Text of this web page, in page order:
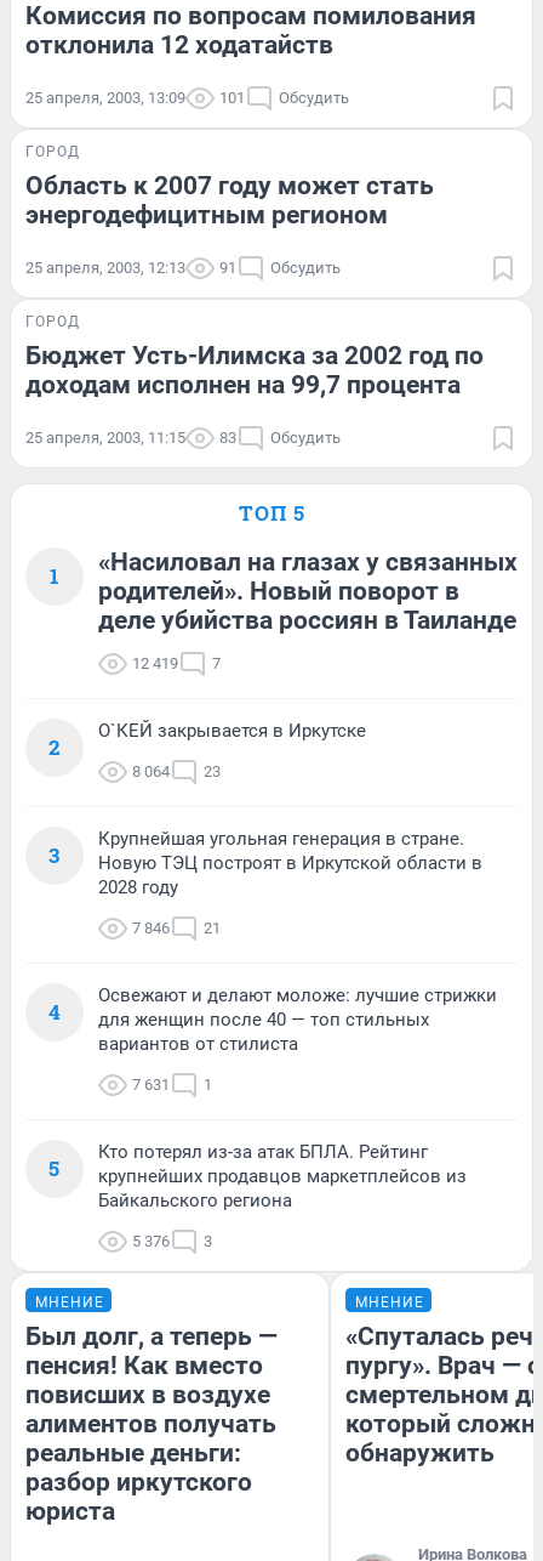
Комиссия по вопросам помилования
отклонила 12 ходатайств
25 апреля, 2003, 13:09 101 Обсудить
ГОРОД
Область к 2007 году может стать
энергодефицитным регионом
25 апреля, 2003, 12:13 91 Обсудить
ГОРОД
Бюджет Усть-Илимска за 2002 год по
доходам исполнен на 99,7 процента
25 апреля, 2003, 11:15 83 Обсудить
ТОП 5
1
«Насиловал на глазах у связанных
родителей». Новый поворот в
деле убийства россиян в Таиланде
12 419 7
2
О`КЕЙ закрывается в Иркутске
8 064 23
3
Крупнейшая угольная генерация в стране.
Новую ТЭЦ построят в Иркутской области в
2028 году
7 846 21
4
Освежают и делают моложе: лучшие стрижки
для женщин после 40 — топ стильных
вариантов от стилиста
7 631 1
5
Кто потерял из-за атак БПЛА. Рейтинг
крупнейших продавцов маркетплейсов из
Байкальского региона
5 376 3
МНЕНИЕ
Был долг, а теперь —
пенсия! Как вместо
повисших в воздухе
алиментов получать
реальные деньги:
разбор иркутского
юриста
МНЕНИЕ
«Спуталась
пургу». Врач — о
смертельном
который
обнаружить
Ирина Волкова